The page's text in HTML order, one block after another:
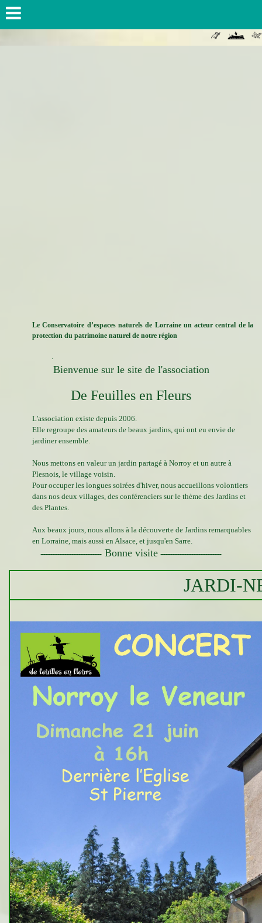
Le Conservatoire d’espaces naturels de Lorraine un acteur central de la
protection du patrimoine naturel de notre région
.
Bienvenue sur le site de l'association
De Feuilles en Fleurs
L'association existe depuis 2006.
Elle regroupe des amateurs de beaux jardins, qui ont eu envie de
jardiner ensemble.
Nous mettons en valeur un jardin partagé à Norroy et un autre à
Plesnois, le village voisin.
Pour occuper les longues soirées d'hiver, nous accueillons volontiers
dans nos deux villages, des conférenciers sur le thème des Jardins et
des Plantes.
Aux beaux jours, nous allons à la découverte de Jardins remarquables
en Lorraine, mais aussi en Alsace, et jusqu'en Sarre.
--------------------------Bonne visite--------------------------
JARDI-